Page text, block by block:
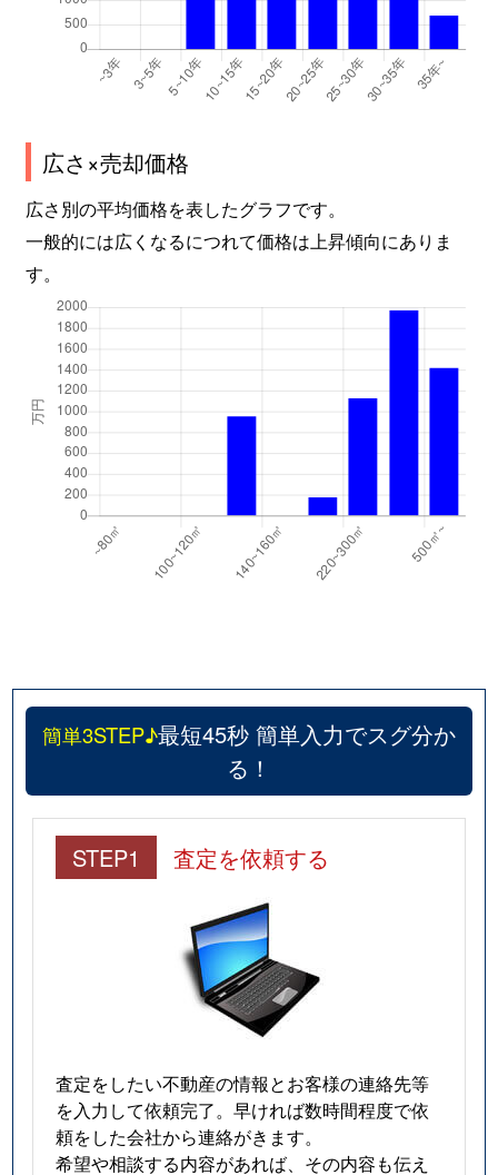
広さ×売却価格
広さ別の平均価格を表したグラフです。
一般的には広くなるにつれて価格は上昇傾向にありま
す。
簡単3STEP♪最短45秒 簡単入力でスグ分か
る！
STEP1 査定を依頼する
査定をしたい不動産の情報とお客様の連絡先等
を入力して依頼完了。早ければ数時間程度で依
頼をした会社から連絡がきます。
希望や相談する内容があれば、その内容も伝え